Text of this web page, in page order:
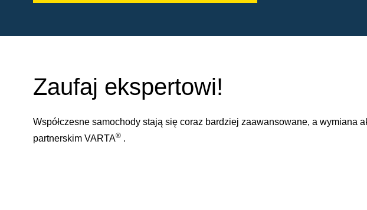
Zaufaj ekspertowi!
Współczesne samochody stają się coraz bardziej zaawansowane, a
partnerskim VARTA® .